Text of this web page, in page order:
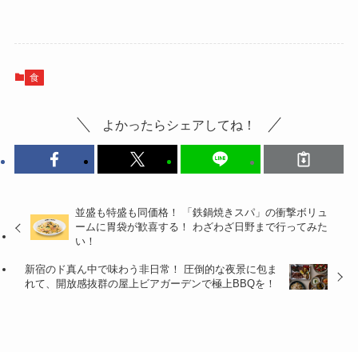
食
よかったらシェアしてね！
並盛も特盛も同価格！ 「鉄鍋焼きスパ」の衝撃ボリュ
ームに胃袋が歓喜する！ わざわざ日野まで行ってみた
い！
新宿のド真ん中で味わう非日常！ 圧倒的な夜景に包ま
れて、開放感抜群の屋上ビアガーデンで極上BBQを！